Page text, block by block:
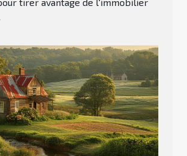
tirer avantage de l'immobilier